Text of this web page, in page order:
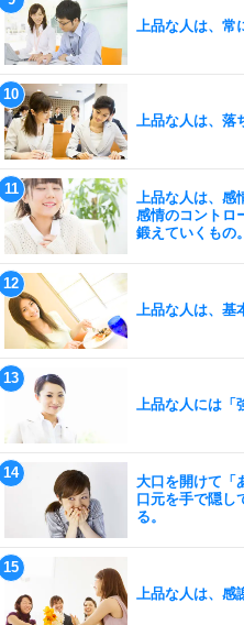
上品な人は、常
上品な人は、落
上品な人は、感
感情のコントロ
鍛えていくもの。
上品な人は、基
上品な人には「
大口を開けて「
口元を手で隠し
る。
上品な人は、感